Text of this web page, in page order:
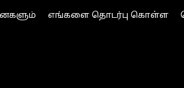
எங்களை தொடர்பு கொள்ள